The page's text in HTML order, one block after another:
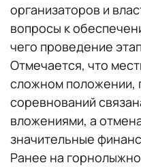
организаторов и
вопросы к
чего проведение
Отмечается, что
сложном положении,
соревнований
вложениями, а
значительные
Ранее на